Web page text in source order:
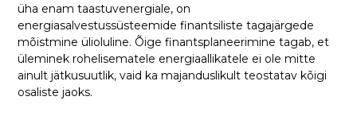
üha enam taastuvenergiale, on
energiasalvestussüsteemide finantsiliste tagajärgede
mõistmine ülioluline. Õige finantsplaneerimine tagab, et
üleminek rohelisematele energiaallikatele ei ole mitte
ainult jätkusuutlik, vaid ka majanduslikult teostatav kõigi
osaliste jaoks.